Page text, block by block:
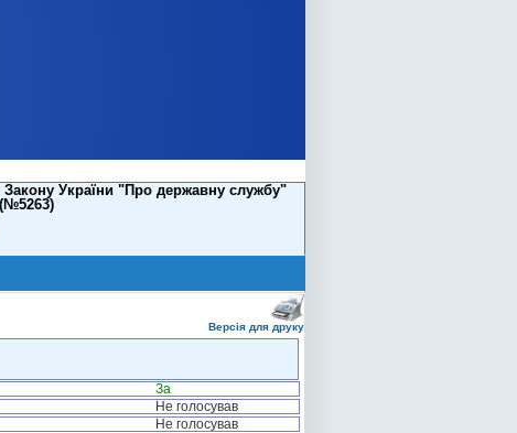
України "Про державну службу"
(№5263)
Версія для друку
За
Не голосував
Не голосував